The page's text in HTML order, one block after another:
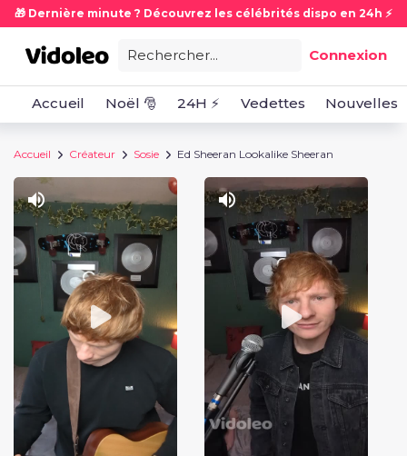
🎁 Dernière minute ? Découvrez les célébrités dispo en 24h ⚡
Rechercher... Connexion
Accueil Noël 🎅 24H ⚡ Vedettes Nouvelles
Accueil Créateur Sosie Ed Sheeran Lookalike Sheeran